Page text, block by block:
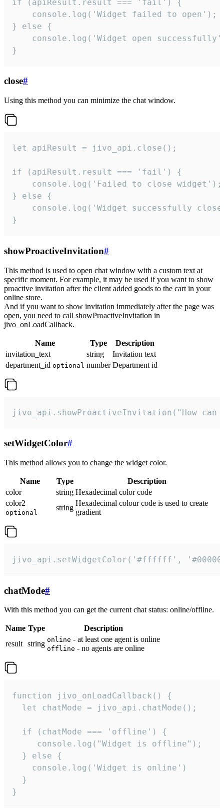
if (apiResult.result === 'fail') {
    console.log('Widget failed to open');
} else {
console.log('Widget open
}
close#
Using this method you can minimize the chat window.
let apiResult = jivo_api.close();
if (apiResult.result === 'fail') {
    console.log('Failed to close widget');
} else {
console.log('Widget successfully
}
showProactiveInvitation#
This method is used to open chat window with a custom text at
specific moment. For example, it may be used if you want to show
proactive invitation after the client added goods to the cart in your
online store.
And if you want to show invitation immediately after the page was
open, you need to call showProactiveInvitation in
jivo_onLoadCallback.
Name Type
Description
invitation_text
string
Invitation text
department_id optional number Department id
jivo_api.showProactiveInvitation("How
setWidgetColor#
This method allows you to change the widget color.
Name Type
Description
color
string Hexadecimal color code
color2
optional
string
Hexadecimal colour code is used to create
gradient
jivo_api.setWidgetColor('#ffffff',
chatMode#
With this method you can get the current chat status: online/offline.
Name Type
Description
result string online - at least one agent is online
offline - no agents are online
function jivo_onLoadCallback() {
  let chatMode = jivo_api.chatMode();
  if (chatMode === 'offline') {
     console.log("Widget is offline");
  } else {
    console.log('Widget is online')
  }
}